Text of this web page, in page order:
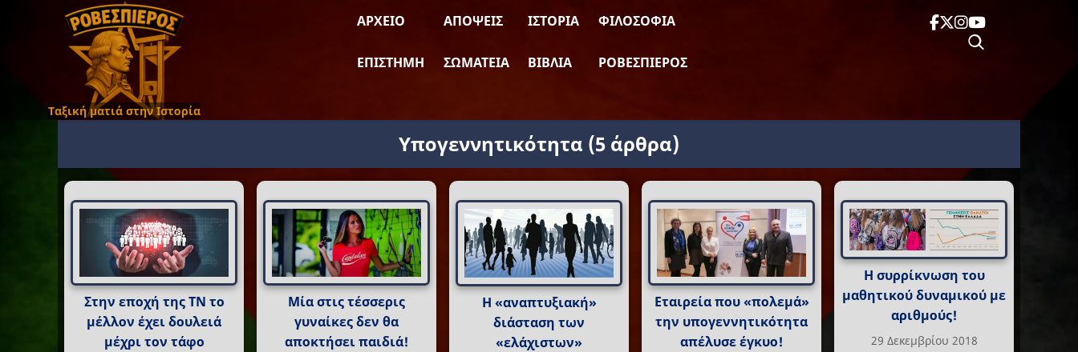
Ταξική ματιά στην Ιστορία
ΑΡΧΕΊΟ ΑΠΌΨΕΙΣ ΙΣΤΟΡΊΑ ΦΙΛΟΣΟΦΊΑ
ΕΠΙΣΤΉΜΗ ΣΩΜΑΤΕΊΑ ΒΙΒΛΊΑ ΡΟΒΕΣΠΙΈΡΟΣ
Υπογεννητικότητα (5 άρθρα)
Στην εποχή της ΤΝ το
μέλλον έχει δουλειά
μέχρι τον τάφο
Μία στις τέσσερις
γυναίκες δεν θα
αποκτήσει παιδιά!
Η «αναπτυξιακή»
διάσταση των
«ελάχιστων»
Εταιρεία που «πολεμά»
την υπογεννητικότητα
απέλυσε έγκυο!
Η συρρίκνωση του
μαθητικού δυναμικού με
αριθμούς!
29 Δεκεμβρίου 2018